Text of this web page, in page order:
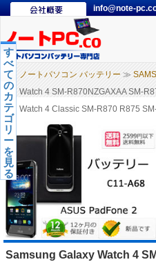
info@note-
ノートパソコン バッテリー ≫
Watch 4 SM-R870NZGAXAA SM-
Watch 4 Classic SM-R870 R875
す
べ
て
の
カ
テ
ゴ
リ
ー
を
見
る
Samsung Galaxy Watch 4